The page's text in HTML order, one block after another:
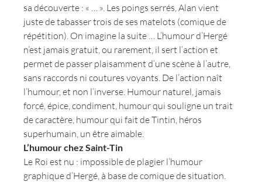
sa découverte : «
… ». Les poings serrés, Alan vient
juste de tabasser trois de ses matelots (comique de
répétition). On imagine la suite … L’humour d’Hergé
n’est jamais gratuit, ou rarement, il sert l’action et
permet de passer plaisamment d’une scène à l’autre,
sans raccords ni coutures voyants. De l’action naît
l’humour, et non l’inverse. Humour naturel, jamais
forcé, épice, condiment, humour qui souligne un trait
de caractère, humour qui fait de Tintin, héros
superhumain, un être aimable.
L’humour chez Saint-Tin
Le Roi est nu : impossible de plagier l’humour
graphique d’Hergé, à base de comique de situation.